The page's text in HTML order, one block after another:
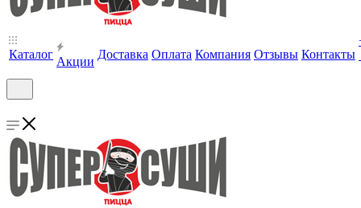
Каталог
Акции
Доставка Оплата Компания Отзывы Контакты